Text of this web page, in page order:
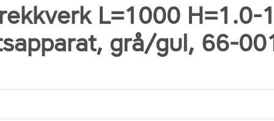
L=1000 H=1.0-
grå/gul, 66-